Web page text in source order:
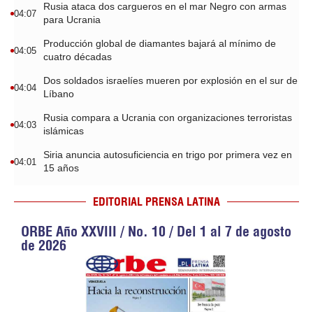
04:07
Rusia ataca dos cargueros en el mar Negro con armas
para Ucrania
04:05
Producción global de diamantes bajará al mínimo de
cuatro décadas
04:04
Dos soldados israelíes mueren por explosión en el sur de
Líbano
04:03
Rusia compara a Ucrania con organizaciones terroristas
islámicas
04:01
Siria anuncia autosuficiencia en trigo por primera vez en
15 años
EDITORIAL PRENSA LATINA
ORBE Año XXVIII / No. 10 / Del 1 al 7 de agosto
de 2026